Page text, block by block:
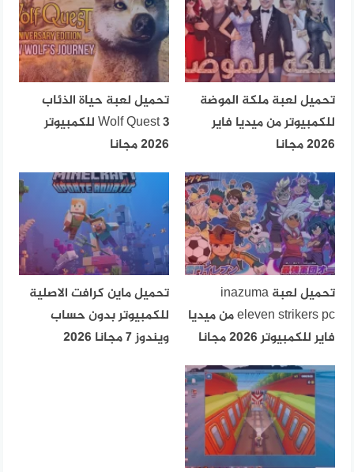
تحميل لعبة ملكة الموضة
للكمبيوتر من ميديا فاير
2026 مجانا
تحميل لعبة حياة الذئاب
Wolf Quest 3 للكمبيوتر
2026 مجانا
تحميل لعبة inazuma
eleven strikers pc من ميديا
فاير للكمبيوتر 2026 مجانا
تحميل ماين كرافت الاصلية
للكمبيوتر بدون حساب
ويندوز 7 مجانا 2026